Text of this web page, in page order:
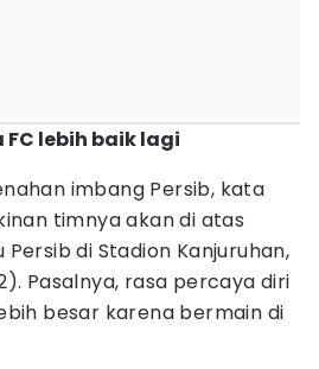
FC lebih baik lagi
imbang Persib, kata
timnya akan di atas
di Stadion Kanjuruhan,
Pasalnya, rasa percaya diri
besar karena bermain di